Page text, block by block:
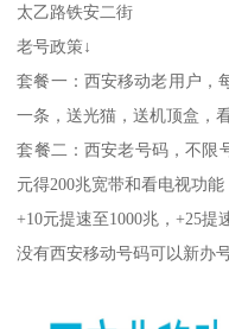
太乙路铁安二街
老号政策↓
套餐一：西安移动老用户，
一条，送光猫，送机顶盒，
套餐二：西安老号码，不限
元得200兆宽带和看电视功能
+10元提速至1000兆，+25提
没有西安移动号码可以新办